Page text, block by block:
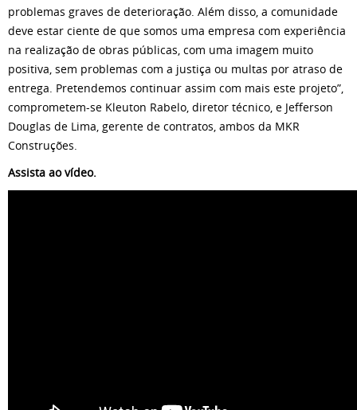
problemas graves de deterioração. Além disso, a comunidade
deve estar ciente de que somos uma empresa com experiência
na realização de obras públicas, com uma imagem muito
positiva, sem problemas com a justiça ou multas por atraso de
entrega. Pretendemos continuar assim com mais este projeto”,
comprometem-se Kleuton Rabelo, diretor técnico, e Jefferson
Douglas de Lima, gerente de contratos, ambos da MKR
Construções.
Assista ao vídeo.